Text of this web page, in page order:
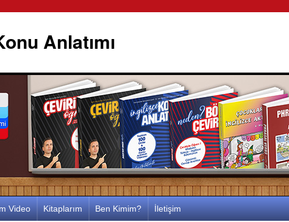
Anlatımı
Video Kitaplarım Ben Kimim? İletişim